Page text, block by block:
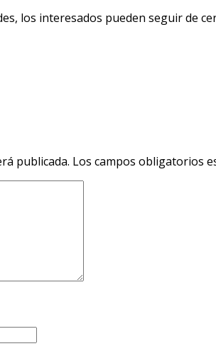
los interesados pueden seguir de
publicada. Los campos obligatorios